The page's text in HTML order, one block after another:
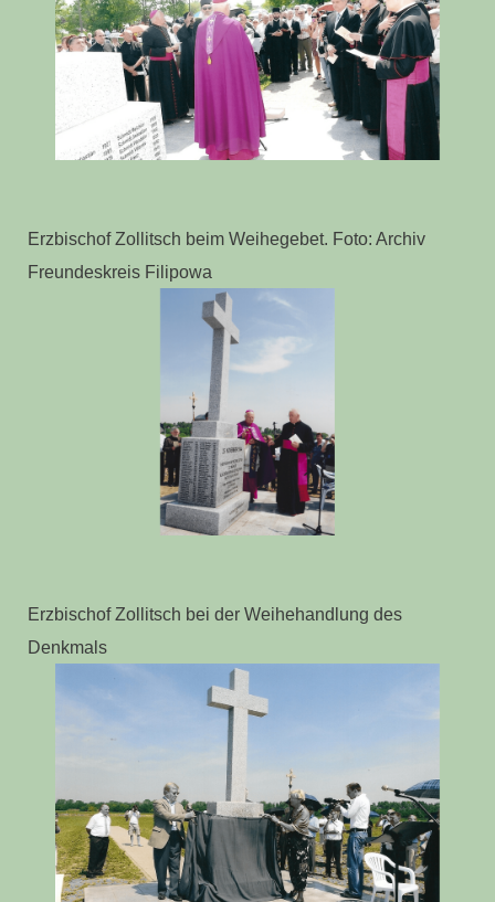
Erzbischof Zollitsch beim Weihegebet. Foto: Archiv
Freundeskreis Filipowa
Erzbischof Zollitsch bei der Weihehandlung des
Denkmals